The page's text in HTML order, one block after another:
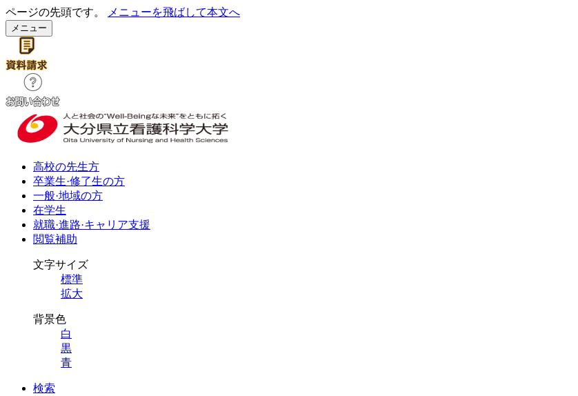
ページの先頭です。 メニューを飛ばして本文へ
メニュー
高校の先生方
卒業生·修了生の方
一般·地域の方
在学生
就職·進路·キャリア支援
閲覧補助
文字サイズ
標準
拡大
背景色
白
黒
青
検索